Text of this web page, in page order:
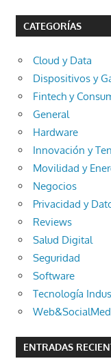
CATEGORÍAS
Cloud y Data
Dispositivos y
Fintech y
General
Hardware
Innovación y
Movilidad y
Negocios
Privacidad y
Reviews
Salud Digital
Seguridad
Software
Tecnología
ENTRADAS